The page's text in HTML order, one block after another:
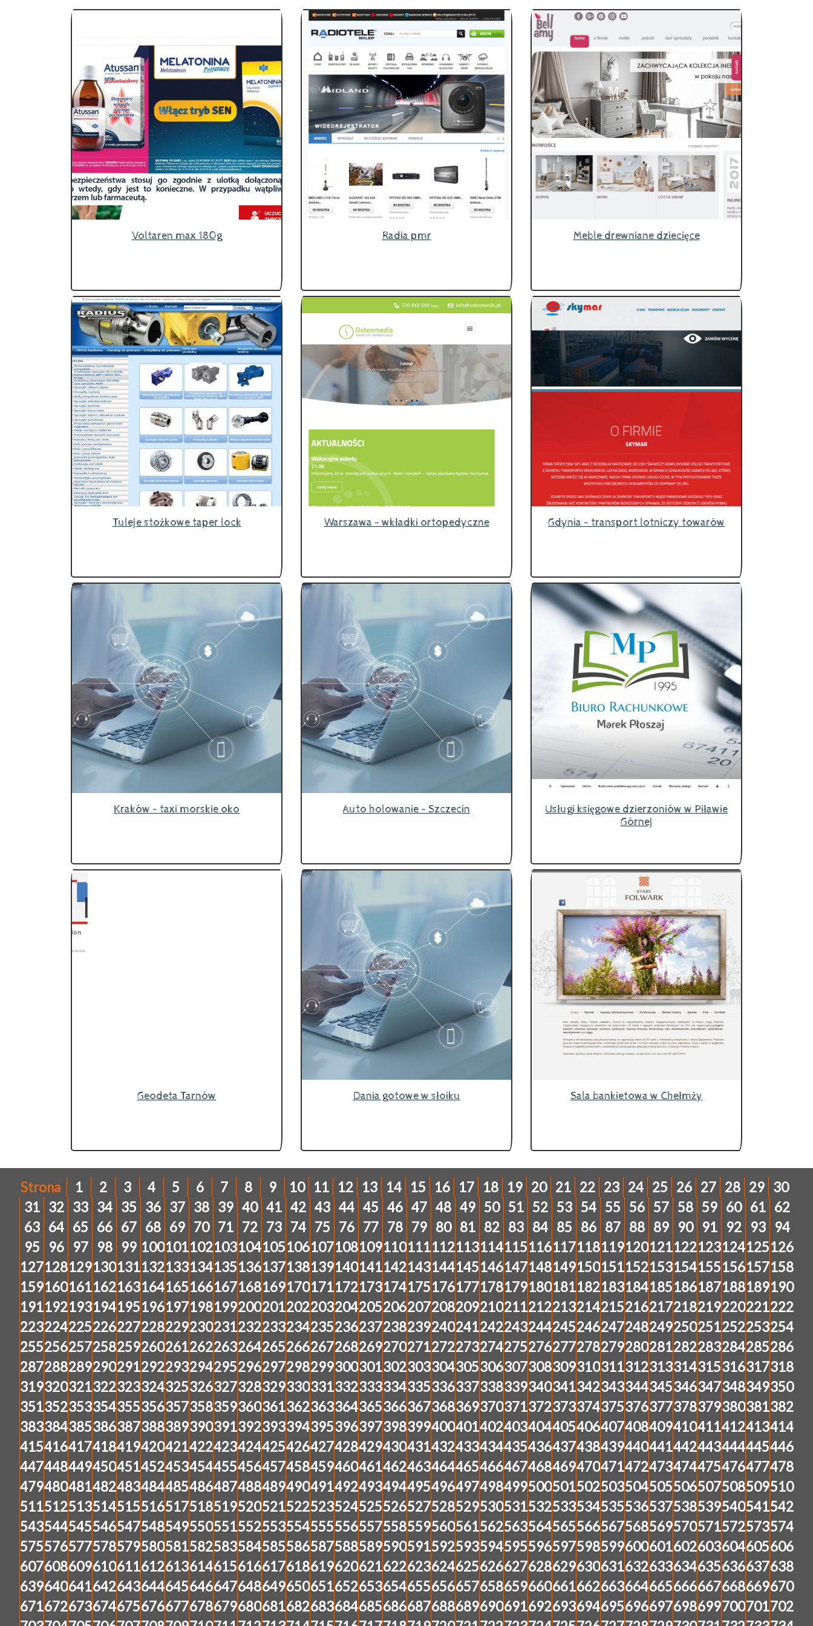
Voltaren max 180g Radia pmr Meble drewniane dziecięce
Tuleje stożkowe taper lock Warszawa - wkładki ortopedyczne Gdynia - transport lotniczy towarów
Kraków - taxi morskie oko Auto holowanie - Szczecin
Usługi księgowe dzierzoniów w Piławie
Górnej
Geodeta Tarnów Dania gotowe w słoiku Sala bankietowa w Chełmży
Strona 1 2 3 4 5 6 7 8 9 10 11 12 13 14 15 16 17 18 19 20 21 22 23 24 25 26 27 28 29 30
31 32 33 34 35 36 37 38 39 40 41 42 43 44 45 46 47 48 49 50 51 52 53 54 55 56 57 58 59 60 61 62
63 64 65 66 67 68 69 70 71 72 73 74 75 76 77 78 79 80 81 82 83 84 85 86 87 88 89 90 91 92 93
94
95
96 97 98 99 100101102103104105106107108109110111112113114115116117118119120121122123124125126
127128129130131132133134135136137138139140141142143144145146147148149150151152153154155156157158
159160161162163164165166167168169170171172173174175176177178179180181182183184185186187188189190
191192193194195196197198199200201202203204205206207208209210211212213214215216217218219220221222
223224225226227228229230231232233234235236237238239240241242243244245246247248249250251252253254
255256257258259260261262263264265266267268269270271272273274275276277278279280281282283284285286
287288289290291292293294295296297298299300301302303304305306307308309310311312313314315316317318
319320321322323324325326327328329330331332333334335336337338339340341342343344345346347348349350
351352353354355356357358359360361362363364365366367368369370371372373374375376377378379380381382
383384385386387388389390391392393394395396397398399400401402403404405406407408409410411412413414
415416417418419420421422423424425426427428429430431432433434435436437438439440441442443444445446
447448449450451452453454455456457458459460461462463464465466467468469470471472473474475476477478
479480481482483484485486487488489490491492493494495496497498499500501502503504505506507508509510
511512513514515516517518519520521522523524525526527528529530531532533534535536537538539540541542
543544545546547548549550551552553554555556557558559560561562563564565566567568569570571572573574
575576577578579580581582583584585586587588589590591592593594595596597598599600601602603604605606
607608609610611612613614615616617618619620621622623624625626627628629630631632633634635636637638
639640641642643644645646647648649650651652653654655656657658659660661662663664665666667668669670
671672673674675676677678679680681682683684685686687688689690691692693694695696697698699700701702